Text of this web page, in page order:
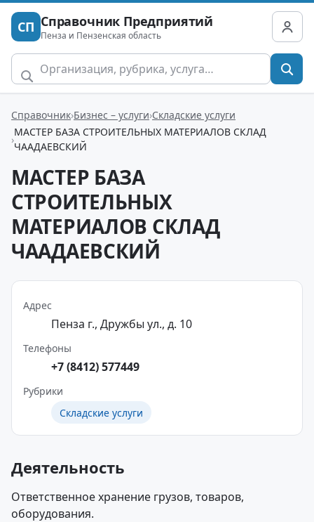
СП Справочник Предприятий
Пенза и Пензенская область
Справочник Бизнес – услуги Складские услуги
МАСТЕР БАЗА СТРОИТЕЛЬНЫХ МАТЕРИАЛОВ СКЛАД
ЧААДАЕВСКИЙ
МАСТЕР БАЗА
СТРОИТЕЛЬНЫХ
МАТЕРИАЛОВ СКЛАД
ЧААДАЕВСКИЙ
Адрес
Пенза г., Дружбы ул., д. 10
Телефоны
+7 (8412) 577449
Рубрики
Складские услуги
Деятельность
Ответственное хранение грузов, товаров,
оборудования.